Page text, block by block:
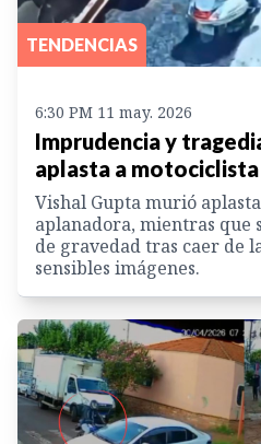
TENDENCIAS
6:30 PM 11 may. 2026
Imprudencia y
aplasta a
Vishal Gupta murió
aplanadora, mientras que
de gravedad tras caer de
sensibles imágenes.